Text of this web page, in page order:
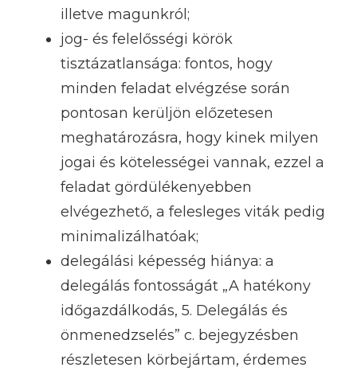
illetve magunkról;
jog- és felelősségi körök
tisztázatlansága: fontos, hogy
minden feladat elvégzése során
pontosan kerüljön előzetesen
meghatározásra, hogy kinek milyen
jogai és kötelességei vannak, ezzel a
feladat gördülékenyebben
elvégezhető, a felesleges viták pedig
minimalizálhatóak;
delegálási képesség hiánya: a
delegálás fontosságát „A hatékony
időgazdálkodás, 5. Delegálás és
önmenedzselés” c. bejegyzésben
részletesen körbejártam, érdemes